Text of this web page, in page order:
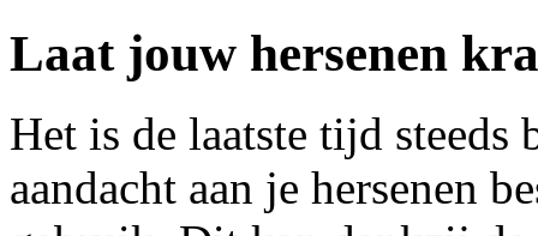
Laat jouw hersenen
Het is de laatste tijd
aandacht aan je hersenen